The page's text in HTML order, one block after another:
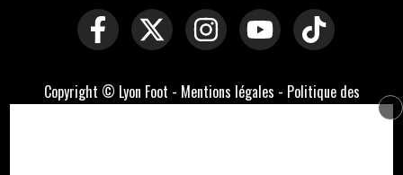
Copyright © Lyon Foot - Mentions légales - Politique des